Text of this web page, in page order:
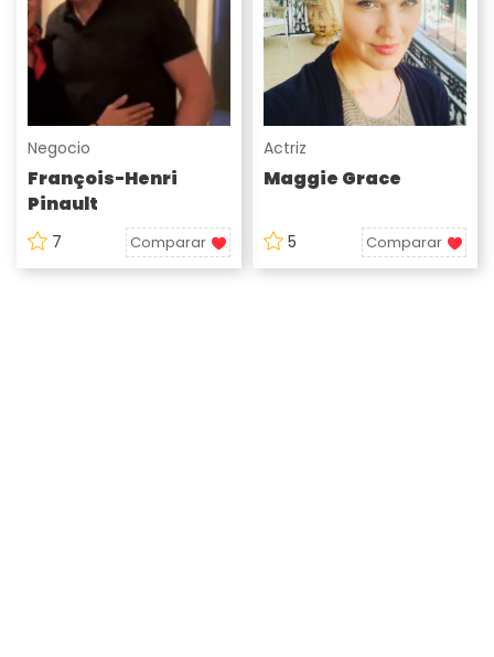
Negocio
François-Henri
Pinault
7 Comparar
Actriz
Maggie Grace
5 Comparar